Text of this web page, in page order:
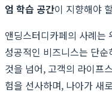
엄 학습 공간이 지향해야
앤딩스터디카페의 사례는
성공적인 비즈니스는 단
것을 넘어, 고객의 라이프
험을 선사하며, 나아가 새